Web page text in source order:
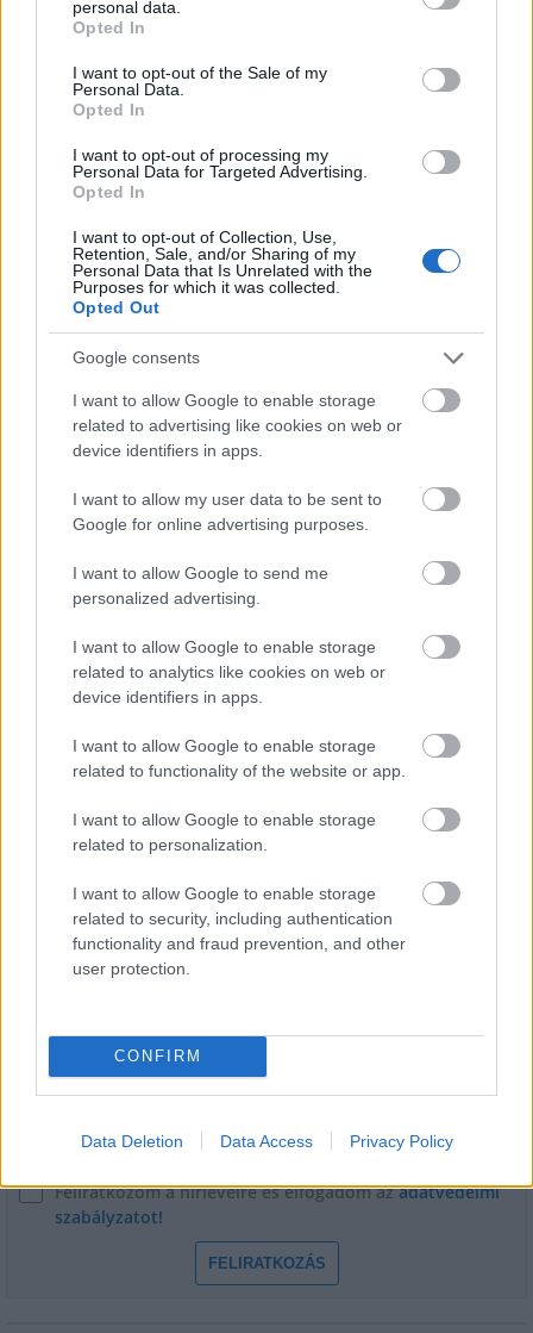
grant or deny consent to Google and its third-party tags to
use your data for below specified purposes in below Google
consent section.
personal data.
Opted In
I want to opt-out of the Sale of my
Personal Data.
Opted In
I want to opt-out of processing my
Personal Data for Targeted Advertising.
Opted In
I want to opt-out of Collection, Use,
Retention, Sale, and/or Sharing of my
Personal Data that Is Unrelated with the
Purposes for which it was collected.
Opted Out
Google consents
I want to allow Google to enable storage
related to advertising like cookies on web or
device identifiers in apps.
I want to allow my user data to be sent to
Google for online advertising purposes.
I want to allow Google to send me
personalized advertising.
I want to allow Google to enable storage
related to analytics like cookies on web or
device identifiers in apps.
I want to allow Google to enable storage
related to functionality of the website or app.
I want to allow Google to enable storage
related to personalization.
I want to allow Google to enable storage
related to security, including authentication
functionality and fraud prevention, and other
user protection.
CONFIRM
Data Deletion Data Access Privacy Policy
Épkar Zrt. Aktív Kft. VivaPalazzo Zrt.
Épített öröksége megújításával is készül Mohács a
Új kápolna, kiállítótér épült a mohácsi csata emlékhelyén. A
városban is számos beruházás készült el vagy közeledik a
befejezéshez. Új parkolóház létesül, megújul a városháza és a
Széchenyi tér is.
A tengerfenék alatt négy óriáskábellel
kötik össze Spanyolország és
Franciaország villamosenergia-
hálózatát
Még több zöld, még több virág és új
játszótér Debrecen egyik legfontosabb
Fából épül Budakeszi új óvodája
Gyárleállításokkal és átszervezett
villamosenergia-rendszert a STRABAG
HÍRLEVÉL
Név
Feliratkozom a hírlevélre és elfogadom azadatvédelmi
szabályzatot!
FELIRATKOZÁS